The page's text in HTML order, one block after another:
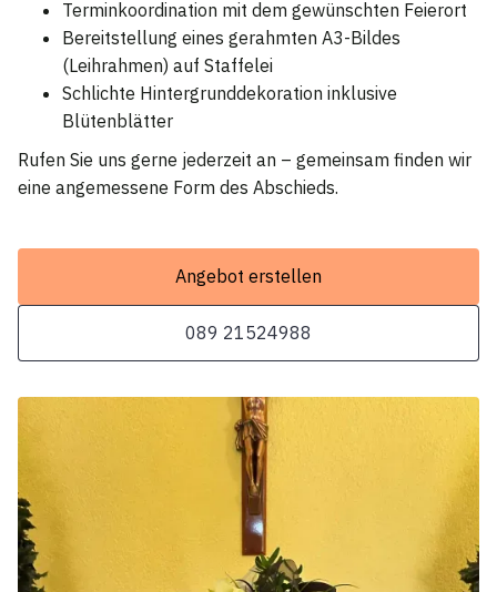
Terminkoordination mit dem gewünschten Feierort
Bereitstellung eines gerahmten A3-Bildes
(Leihrahmen) auf Staffelei
Schlichte Hintergrunddekoration inklusive
Blütenblätter
Rufen Sie uns gerne jederzeit an – gemeinsam finden wir
eine angemessene Form des Abschieds.
Angebot erstellen
089 21524988